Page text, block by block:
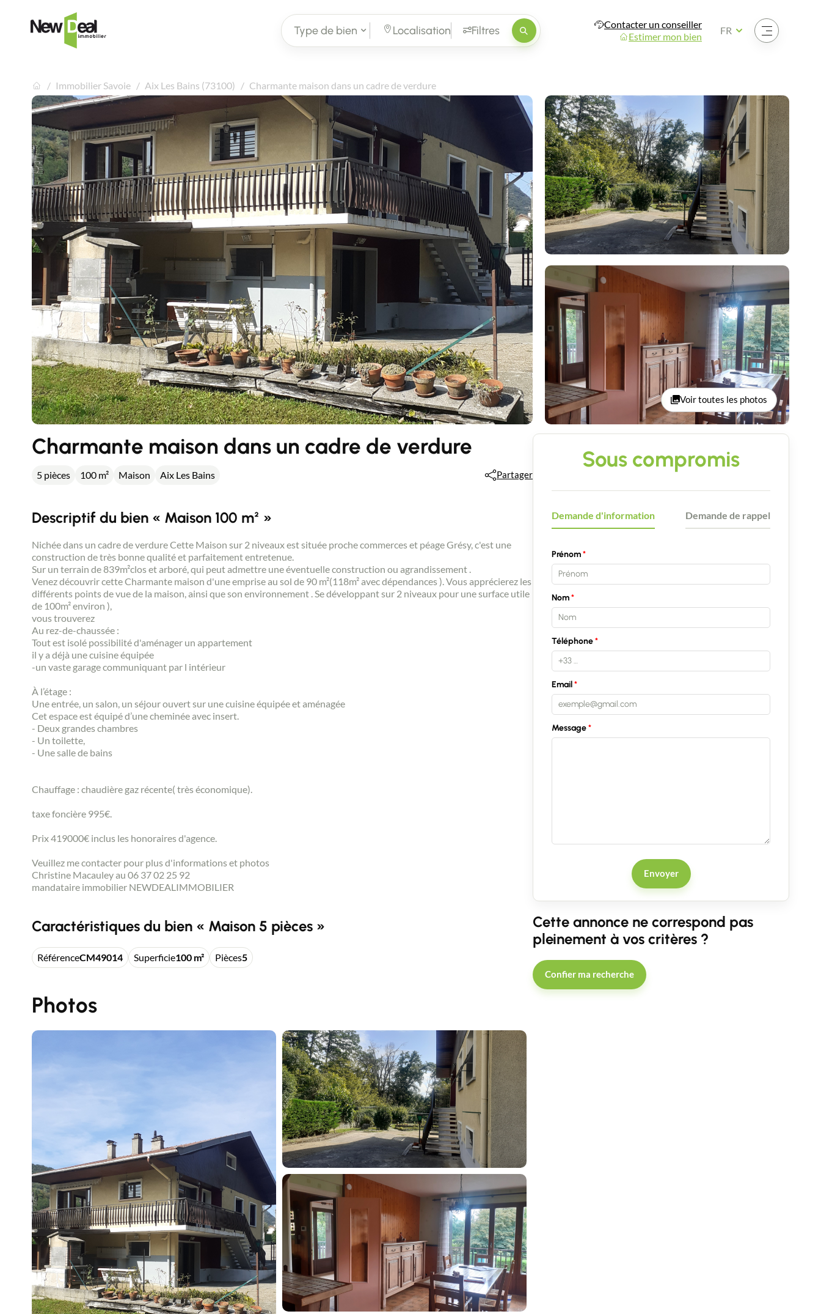
Type de bien Localisation Filtres
Contacter un conseiller
Estimer mon bien
Ouvrir le menu
FR
Contacter un conseiller
Estimer/Vendre
Acheter
Immobilier Savoie Aix Les Bains (73100) Charmante maison dans un cadre de verdure
Voir toutes les photos
Charmante maison dans un cadre de verdure
5 pièces 100 m² Maison Aix Les Bains Partager
Descriptif du bien « Maison 100 m² »
Nichée dans un cadre de verdure Cette Maison sur 2 niveaux est située proche commerces et péage Grésy, c'est une
construction de très bonne qualité et parfaitement entretenue.
Sur un terrain de 839m²clos et arboré, qui peut admettre une éventuelle construction ou agrandissement .
Venez découvrir cette Charmante maison d'une emprise au sol de 90 m²(118m² avec dépendances ). Vous apprécierez les
différents points de vue de la maison, ainsi que son environnement . Se développant sur 2 niveaux pour une surface utile
de 100m² environ ),
vous trouverez
Au rez-de-chaussée :
Tout est isolé possibilité d'aménager un appartement
il y a déjà une cuisine équipée
-un vaste garage communiquant par l intérieur
À l’étage :
Une entrée, un salon, un séjour ouvert sur une cuisine équipée et aménagée
Cet espace est équipé d’une cheminée avec insert.
- Deux grandes chambres
- Un toilette,
- Une salle de bains
Chauffage : chaudière gaz récente( très économique).
taxe foncière 995€.
Prix 419000€ inclus les honoraires d'agence.
Veuillez me contacter pour plus d'informations et photos
Christine Macauley au 06 37 02 25 92
mandataire immobilier NEWDEALIMMOBILIER
Caractéristiques du bien « Maison 5 pièces »
RéférenceCM49014 Superficie100 m² Pièces5
Photos
Sous compromis
Demande d'information Demande de rappel
Prénom
Nom
Téléphone
Email
Message
Envoyer
Cette annonce ne correspond pas
pleinement à vos critères ?
Confier ma recherche